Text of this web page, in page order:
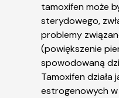
tamoxifen może
sterydowego,
problemy
(powiększenie
spowodowaną
Tamoxifen
estrogenowych